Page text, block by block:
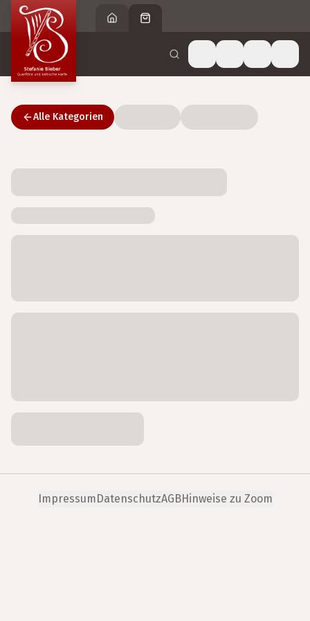
Alle Kategorien
ImpressumDatenschutzAGBHinweise zu Zoom